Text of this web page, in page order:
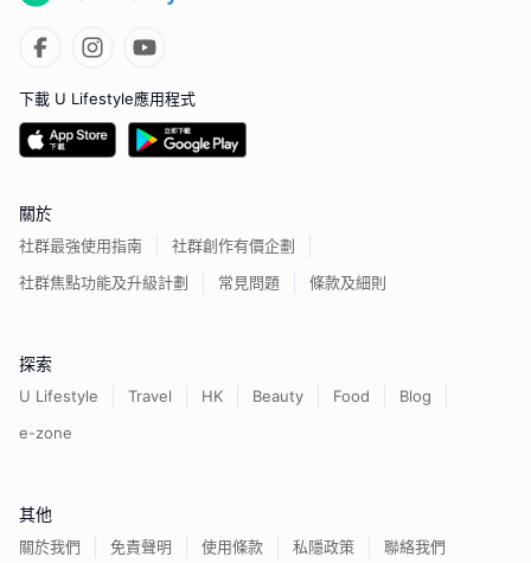
下載 U Lifestyle應用程式
關於
社群最強使用指南
社群創作有價企劃
社群焦點功能及升級計劃
常見問題 條款及細則
探索
U Lifestyle Travel HK Beauty Food
Blog
e-zone
其他
關於我們 免責聲明 使用條款 私隱政策 聯絡我們